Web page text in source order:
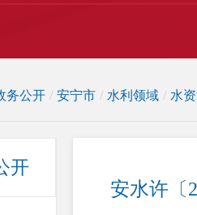
务公开 / 安宁市 / 水利领域 / 水
开
安水许〔